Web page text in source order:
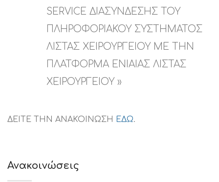
SERVICE ΔΙΑΣΥΝΔΕΣΗΣ ΤΟΥ
ΠΛΗΡΟΦΟΡΙΑΚΟΥ ΣΥΣΤΗΜΑΤΟΣ
ΛΙΣΤΑΣ ΧΕΙΡΟΥΡΓΕΙΟΥ ΜΕ ΤΗΝ
ΠΛΑΤΦΟΡΜΑ ΕΝΙΑΙΑΣ ΛΙΣΤΑΣ
ΧΕΙΡΟΥΡΓΕΙΟΥ »
ΔΕΙΤΕ ΤΗΝ ΑΝΑΚΟΙΝΩΣΗ ΕΔΩ.
Ανακοινώσεις